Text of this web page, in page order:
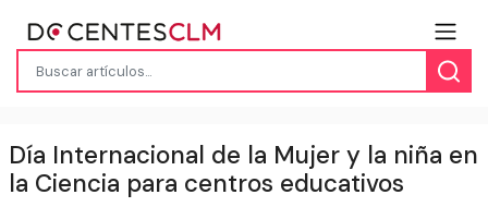
Día Internacional de la Mujer y la niña en
la Ciencia para centros educativos